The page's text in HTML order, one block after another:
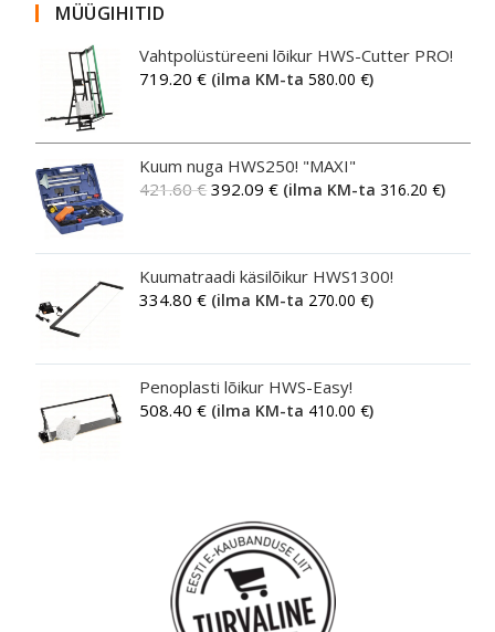
MÜÜGIHITID
Vahtpolüstüreeni lõikur HWS-Cutter PRO!
719.20€ (ilma KM-ta580.00€)
Kuum nuga HWS250! "MAXI"
421.60€ 392.09€ (ilma KM-ta316.20€)
Kuumatraadi käsilõikur HWS1300!
334.80€ (ilma KM-ta 270.00€)
Penoplasti lõikur HWS-Easy!
508.40€ (ilma KM-ta 410.00€)